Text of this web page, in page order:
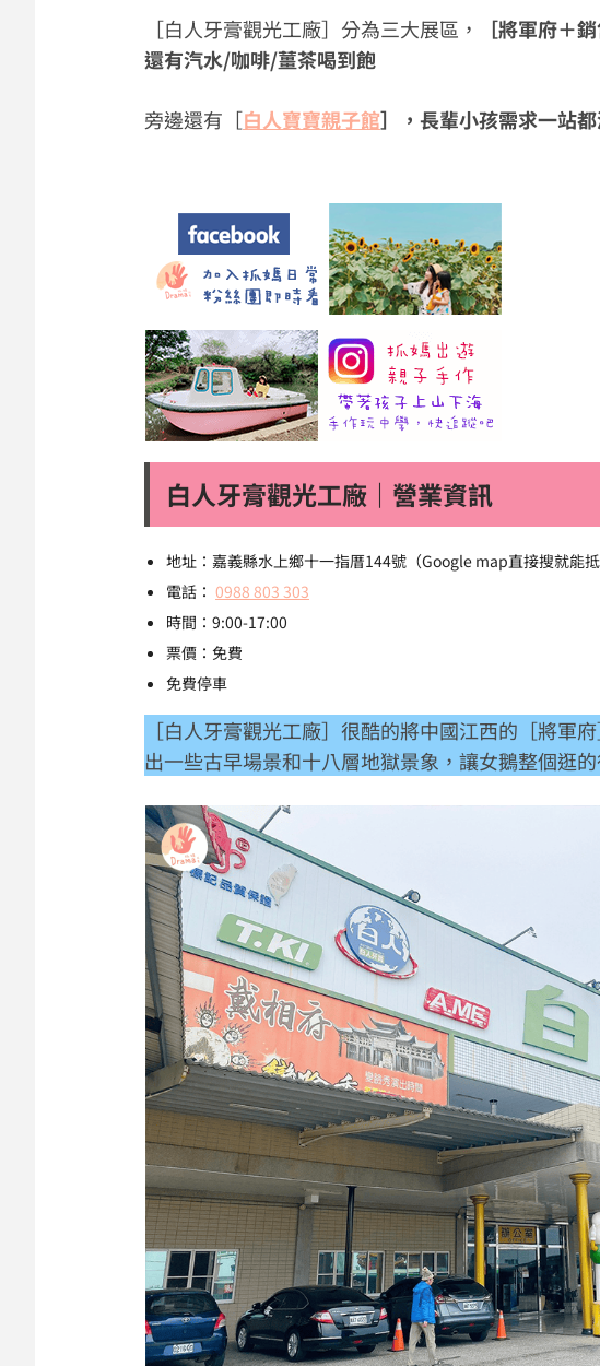
［白人牙膏觀光工廠］分為三大展區，
［將軍府＋
還有汽水/咖啡/薑茶喝到飽
旁邊還有［白人寶寶親子館］，長輩小孩需求一站都
白人牙膏觀光工廠｜營業資訊
地址：嘉義縣水上鄉十一指厝144號（Google map直接搜就能抵
電話： 0988 803 303
時間：9:00-17:00
票價：免費
免費停車
［白人牙膏觀光工廠］很酷的將中國江西的［將軍
出一些古早場景和十八層地獄景象，讓女鵝整個逛